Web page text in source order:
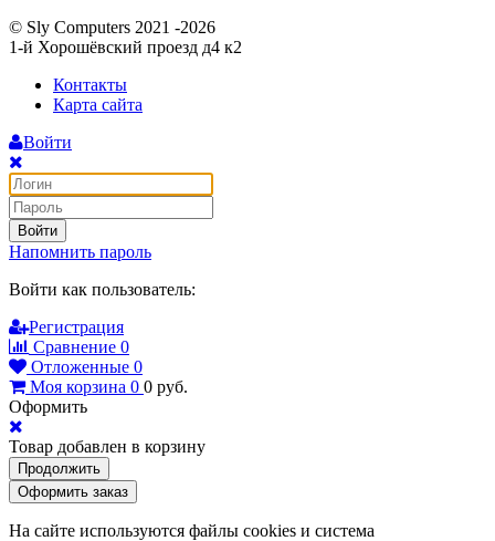
© Sly Computers 2021 -2026
1-й Хорошёвский проезд д4 к2
Контакты
Карта сайта
Войти
Войти
Напомнить пароль
Войти как пользователь:
Регистрация
Сравнение 0
Отложенные 0
Моя корзина 0 0 руб.
Оформить
Товар добавлен в корзину
Продолжить
Оформить заказ
На сайте используются файлы cookies и система